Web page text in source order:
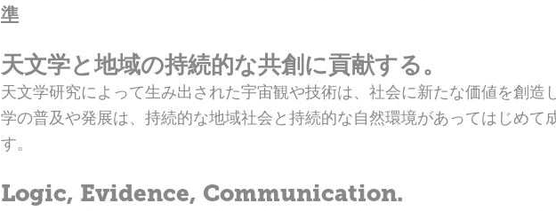
準
天文学と地域の持続的な共創に貢献する。
天文学研究によって生み出された宇宙観や技術は、社会に新たな価値を創造
学の普及や発展は、持続的な地域社会と持続的な自然環境があってはじめて
す。
Logic, Evidence, Communication.